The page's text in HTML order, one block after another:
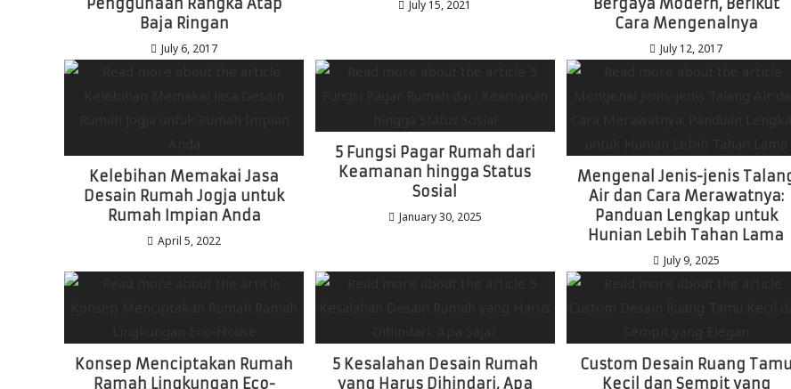
Penggunaan Rangka Atap
Baja Ringan
July 6, 2017
July 15, 2021
Bergaya Modern, Berikut
Cara Mengenalnya
July 12, 2017
Kelebihan Memakai Jasa
Desain Rumah Jogja untuk
Rumah Impian Anda
April 5, 2022
5 Fungsi Pagar Rumah dari
Keamanan hingga Status
Sosial
January 30, 2025
Mengenal Jenis-jenis
Air dan Cara Merawatnya:
Panduan Lengkap untuk
Hunian Lebih Tahan Lama
July 9, 2025
Konsep Menciptakan Rumah
Ramah Lingkungan Eco-
5 Kesalahan Desain Rumah
yang Harus Dihindari, Apa
Custom Desain Ruang Tamu
Kecil dan Sempit yang